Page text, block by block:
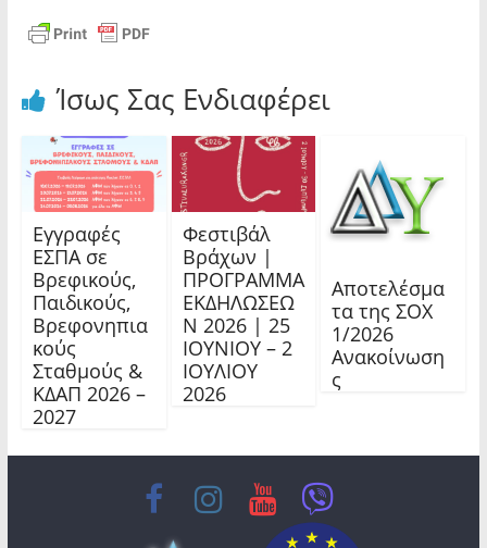
Ίσως Σας Ενδιαφέρει
Εγγραφές
ΕΣΠΑ σε
Βρεφικούς,
Παιδικούς,
Βρεφονηπια
κούς
Σταθμούς &
ΚΔΑΠ 2026 –
2027
Φεστιβάλ
Βράχων |
ΠΡΟΓΡΑΜΜΑ
ΕΚΔΗΛΩΣΕΩ
Ν 2026 | 25
ΙΟΥΝΙΟΥ – 2
ΙΟΥΛΙΟΥ
2026
Αποτελέσμα
τα της ΣΟΧ
1/2026
Ανακοίνωση
ς